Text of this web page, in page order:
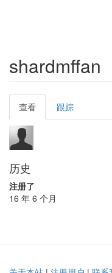
shardmffan
Primary
tabs
查看 (active
tab)
跟踪
历史
注册了
16 年 6 个月